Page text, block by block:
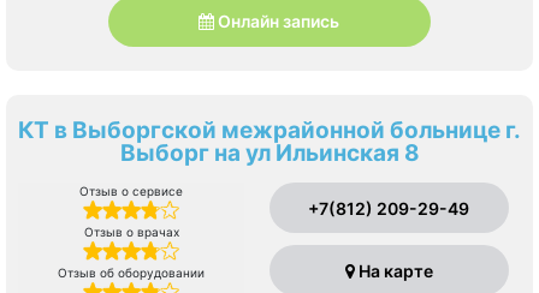
Онлайн запись
КТ в Выборгской межрайонной больнице г.
Выборг на ул Ильинская 8
Отзыв о сервисе
Отзыв о врачах
Отзыв об оборудовании
+7(812) 209-29-49
На карте